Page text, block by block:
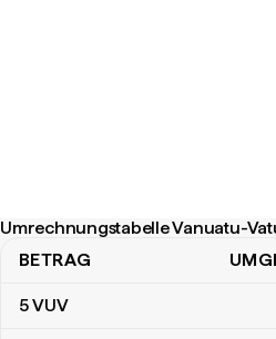
Umrechnungstabelle Vanuatu-
Umrechnungstabelle Vanuatu-Vatu
BETRAG
5VUV